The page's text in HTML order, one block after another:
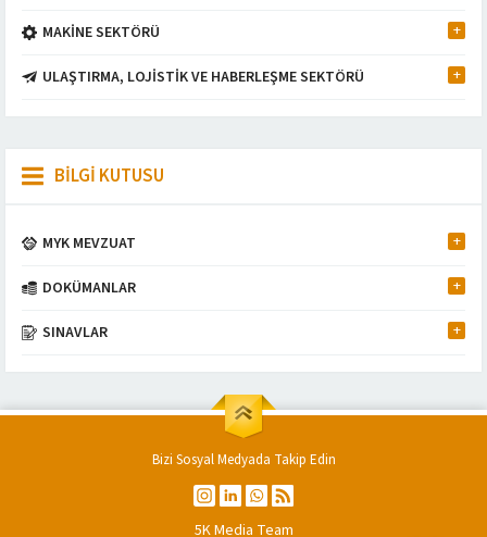
MAKİNE SEKTÖRÜ
ULAŞTIRMA, LOJİSTİK VE HABERLEŞME SEKTÖRÜ
BİLGİ KUTUSU
MYK MEVZUAT
DOKÜMANLAR
SINAVLAR
Bizi Sosyal Medyada Takip Edin
5K Media Team
Cevap Yaz